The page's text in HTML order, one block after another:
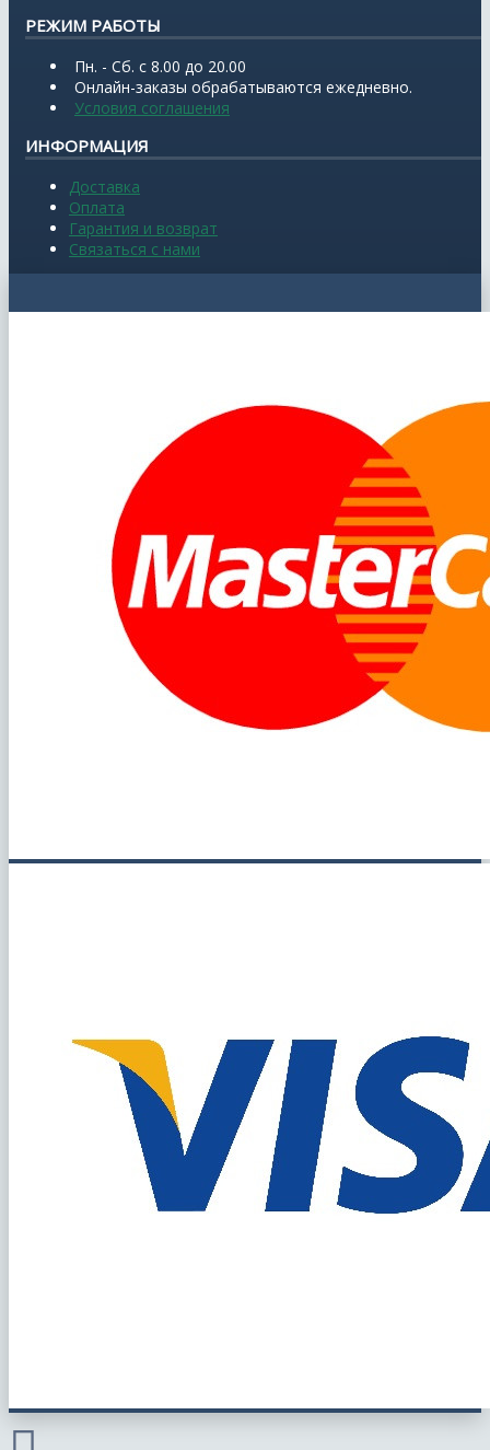
РЕЖИМ РАБОТЫ
Пн. - Сб. с 8.00 до 20.00
Онлайн-заказы обрабатываются ежедневно.
Условия соглашения
ИНФОРМАЦИЯ
Доставка
Оплата
Гарантия и возврат
Связаться с нами